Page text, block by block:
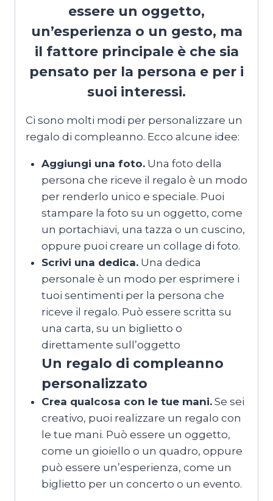
essere un oggetto,
un’esperienza o un gesto, ma
il fattore principale è che sia
pensato per la persona e per i
suoi interessi.
Ci sono molti modi per personalizzare un
regalo di compleanno. Ecco alcune idee:
Aggiungi una foto.Una foto della
persona che riceve il regalo è un modo
per renderlo unico e speciale. Puoi
stampare la foto su un oggetto, come
un portachiavi, una tazza o un cuscino,
oppure puoi creare un collage di foto.
Scrivi una dedica.Una dedica
personale è un modo per esprimere i
tuoi sentimenti per la persona che
riceve il regalo. Può essere scritta su
una carta, su un biglietto o
direttamente sull’oggetto
Un regalo di compleanno
personalizzato
Crea qualcosa con le tue mani.Se sei
creativo, puoi realizzare un regalo con
le tue mani. Può essere un oggetto,
come un gioiello o un quadro, oppure
può essere un’esperienza, come un
biglietto per un concerto o un evento.